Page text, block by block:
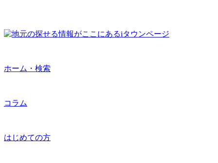
ホーム・検索
コラム
はじめての方